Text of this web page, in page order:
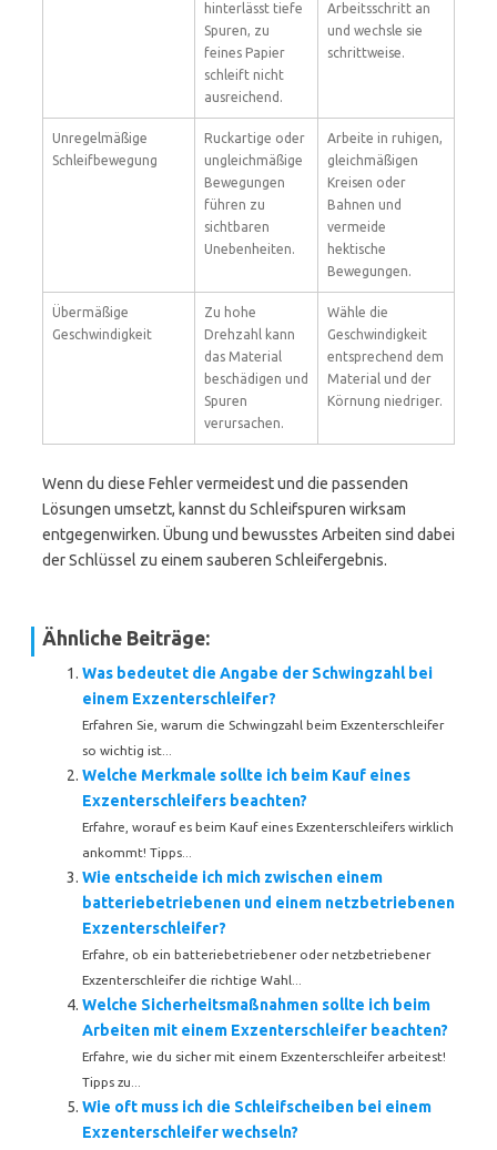
hinterlässt tiefe
Spuren, zu
feines Papier
schleift nicht
ausreichend.
Arbeitsschritt an
und wechsle sie
schrittweise.
Unregelmäßige
Schleifbewegung
Ruckartige oder
ungleichmäßige
Bewegungen
führen zu
sichtbaren
Unebenheiten.
Arbeite in ruhigen,
gleichmäßigen
Kreisen oder
Bahnen und
vermeide
hektische
Bewegungen.
Übermäßige
Geschwindigkeit
Zu hohe
Drehzahl kann
das Material
beschädigen und
Spuren
verursachen.
Wähle die
Geschwindigkeit
entsprechend dem
Material und der
Körnung niedriger.
Wenn du diese Fehler vermeidest und die passenden
Lösungen umsetzt, kannst du Schleifspuren wirksam
entgegenwirken. Übung und bewusstes Arbeiten sind dabei
der Schlüssel zu einem sauberen Schleifergebnis.
Ähnliche Beiträge:
Was bedeutet die Angabe der Schwingzahl bei
einem Exzenterschleifer?
Erfahren Sie, warum die Schwingzahl beim Exzenterschleifer
so wichtig ist...
Welche Merkmale sollte ich beim Kauf eines
Exzenterschleifers beachten?
Erfahre, worauf es beim Kauf eines Exzenterschleifers wirklich
ankommt! Tipps...
Wie entscheide ich mich zwischen einem
batteriebetriebenen und einem netzbetriebenen
Exzenterschleifer?
Erfahre, ob ein batteriebetriebener oder netzbetriebener
Exzenterschleifer die richtige Wahl...
Welche Sicherheitsmaßnahmen sollte ich beim
Arbeiten mit einem Exzenterschleifer beachten?
Erfahre, wie du sicher mit einem Exzenterschleifer arbeitest!
Tipps zu...
Wie oft muss ich die Schleifscheiben bei einem
Exzenterschleifer wechseln?